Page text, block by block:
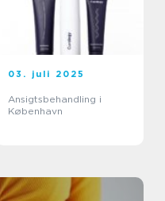
03. juli 2025
Ansigtsbehandling i
København